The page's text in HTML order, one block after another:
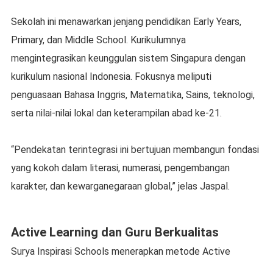
Sekolah ini menawarkan jenjang pendidikan Early Years,
Primary, dan Middle School. Kurikulumnya
mengintegrasikan keunggulan sistem Singapura dengan
kurikulum nasional Indonesia. Fokusnya meliputi
penguasaan Bahasa Inggris, Matematika, Sains, teknologi,
serta nilai-nilai lokal dan keterampilan abad ke-21.
“Pendekatan terintegrasi ini bertujuan membangun fondasi
yang kokoh dalam literasi, numerasi, pengembangan
karakter, dan kewarganegaraan global,” jelas Jaspal.
Active Learning dan Guru Berkualitas
Surya Inspirasi Schools menerapkan metode Active